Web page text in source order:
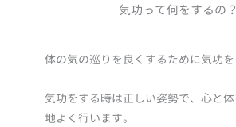
気功って何をするの？
体の気の巡りを良くするために気功を
気功をする時は正しい姿勢で、心と
地よく行います。